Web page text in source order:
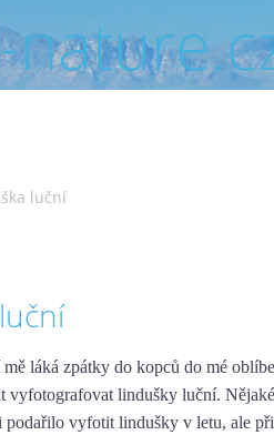
luční
mě láká zpátky do kopců do mé
vyfotografovat lindušky luční.
podařilo vyfotit lindušky v letu, ale